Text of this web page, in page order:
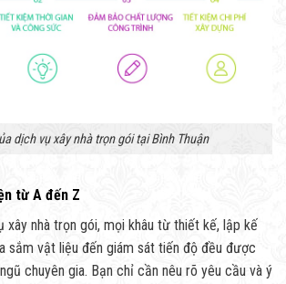
dịch vụ xây nhà trọn gói tại Bình Thuận
từ A đến Z
xây nhà trọn gói, mọi khâu từ thiết kế, lập kế
sắm vật liệu đến giám sát tiến độ đều được
chuyên gia. Bạn chỉ cần nêu rõ yêu cầu và ý